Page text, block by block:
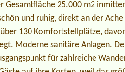
Gesamtfläche 25.000 m2
und ruhig, direkt an der
130 Komfortstellplätze,
Moderne sanitäre Anlagen.
für zahlreiche